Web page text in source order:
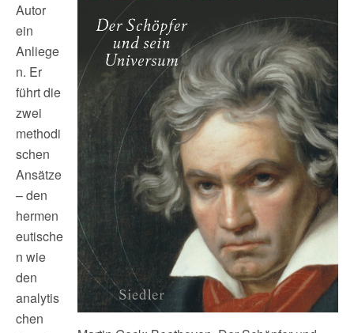
Autor
ein
Anliege
n. Er
führt die
zwei
methodi
schen
Ansätze
– den
hermen
eutische
n wie
den
analytis
chen